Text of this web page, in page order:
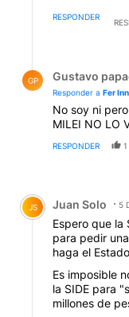
RESPONDER
GP Gustavo
Responder a Fer Inn
No soy ni
MILEI NO LO
RESPONDER 1
Comentario de
JS Juan Solo 5
Espero que la
para pedir
haga el
Es imposible
la SIDE para
millones de